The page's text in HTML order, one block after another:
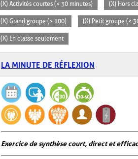
(X) Activités courtes (< 30 minutes) (X) Hors
(X) Grand groupe (> 100) (X) Petit groupe (<
(X) En classe seulement
LA MINUTE DE RÉFLEXION
Exercice de synthèse court, direct et